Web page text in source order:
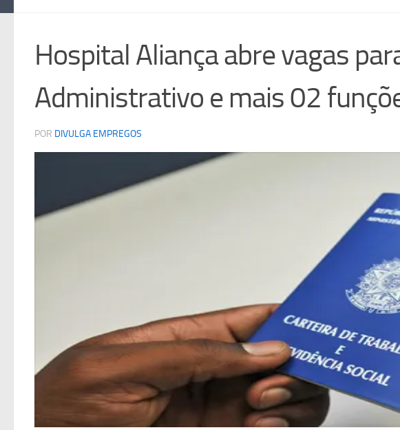
Hospital Aliança abre vagas
Administrativo e mais 02
POR DIVULGA EMPREGOS